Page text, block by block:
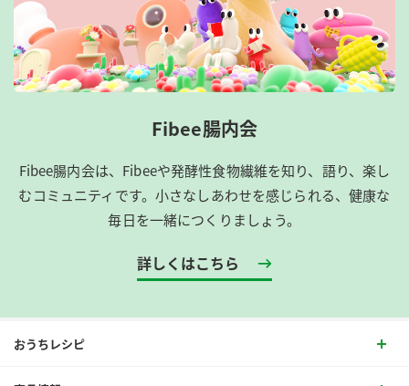
Fibee腸内会
Fibee腸内会は、​Fibeeや発酵性食物繊維を知り、語り、楽し
むコミュニティです。​小さなしあわせを感じられる、健康な
毎日を一緒につくりましょう。
詳しくはこちら
おうちレシピ